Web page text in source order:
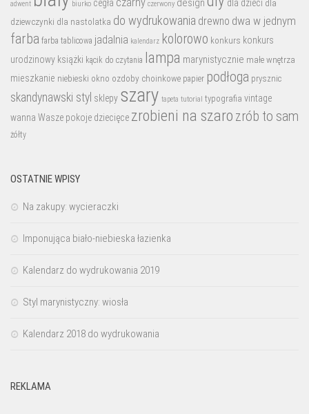
adwent biurko cegła czerwony dla dzieci dla
dziewczynki dla nastolatka do wydrukowania drewno dwa w jednym
farba farba tablicowa jadalnia kalendarz kolorowo konkurs konkurs
urodzinowy książki kącik do czytania lampa marynistycznie małe wnętrza
mieszkanie niebieski okno ozdoby choinkowe papier podłoga prysznic
skandynawski styl sklepy szary tapeta tutorial typografia vintage
wanna Wasze pokoje dziecięce zrobieni na szaro zrób to sam
żółty
OSTATNIE WPISY
Na zakupy: wycieraczki
Imponująca biało-niebieska łazienka
Kalendarz do wydrukowania 2019
Styl marynistyczny: wiosła
Kalendarz 2018 do wydrukowania
REKLAMA